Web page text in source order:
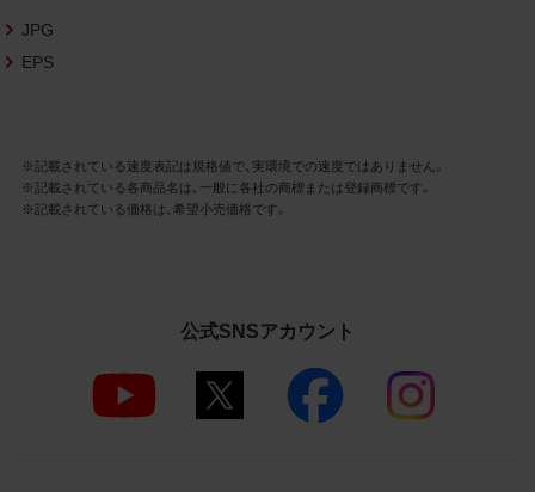
2.利用許諾
の報道・解説に利用する場合に限り商品写
ます。当社からの個別の同意を得た場合を
除き、上記の目的、利用方法以外に商品写真
JPG
EPS
※記載されている速度表記は規格値で、実環境での速度ではありません。
※記載されている各商品名は、一般に各社の商標または登録商標です。
※記載されている価格は、希望小売価格です。
公式SNSアカウント